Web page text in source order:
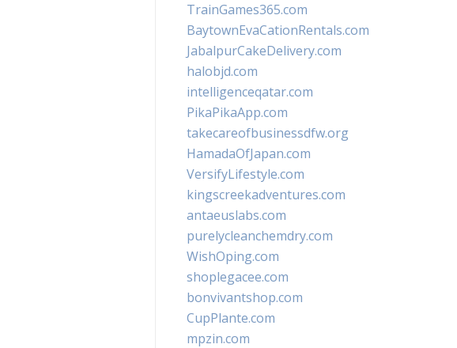
TrainGames365.com
BaytownEvaCationRentals.com
JabalpurCakeDelivery.com
halobjd.com
intelligenceqatar.com
PikaPikaApp.com
takecareofbusinessdfw.org
HamadaOfJapan.com
VersifyLifestyle.com
kingscreekadventures.com
antaeuslabs.com
purelycleanchemdry.com
WishOping.com
shoplegacee.com
bonvivantshop.com
CupPlante.com
mpzin.com